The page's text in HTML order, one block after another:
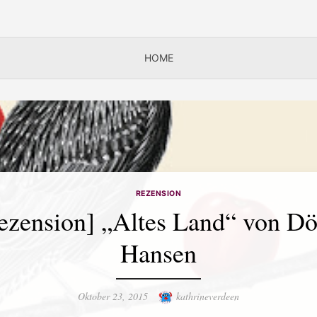
HOME
REZENSION
„Altes Land“ von
Hansen
Posted
Oktober 23, 2015 Author
kathrineverdeen